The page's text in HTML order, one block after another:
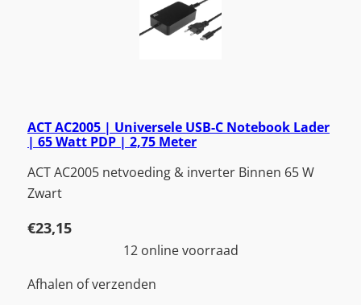
ACT AC2005 | Universele USB-C Notebook Lader
| 65 Watt PDP | 2,75 Meter
ACT AC2005 netvoeding & inverter Binnen 65 W
Zwart
€23,15
12 online voorraad
Afhalen of verzenden